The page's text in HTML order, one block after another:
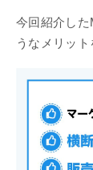
今回紹介し
うなメリット